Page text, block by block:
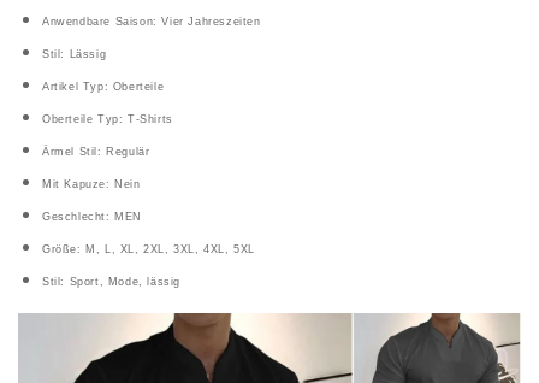
Anwendbare Saison: Vier Jahreszeiten
Stil: Lässig
Artikel Typ: Oberteile
Oberteile Typ: T-Shirts
Ärmel Stil: Regulär
Mit Kapuze: Nein
Geschlecht: MEN
Größe: M, L, XL, 2XL, 3XL, 4XL, 5XL
Stil: Sport, Mode, lässig